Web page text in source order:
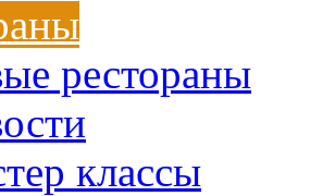
рестораны
классы